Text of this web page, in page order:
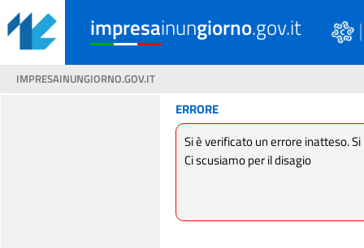
impresainungiorno.gov.it
IMPRESAINUNGIORNO.GOV.IT
ERRORE
Si è verificato un errore inatteso.
Ci scusiamo per il disagio